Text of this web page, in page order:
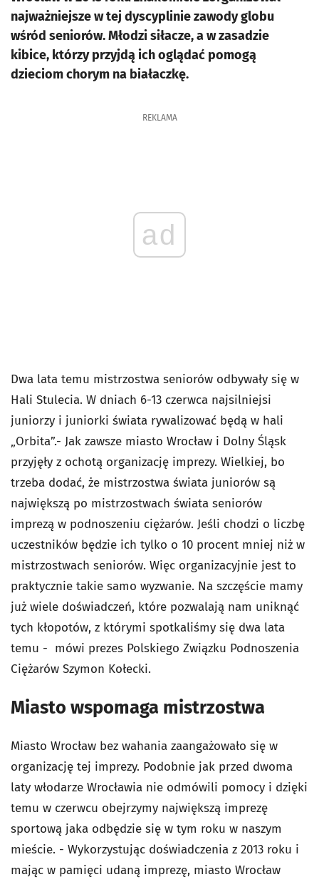
najważniejsze w tej dyscyplinie zawody globu
wśród seniorów. Młodzi siłacze, a w zasadzie
kibice, którzy przyjdą ich oglądać pomogą
dzieciom chorym na białaczkę.
REKLAMA
ad
Dwa lata temu mistrzostwa seniorów odbywały się w
Hali Stulecia. W dniach 6-13 czerwca najsilniejsi
juniorzy i juniorki świata rywalizować będą w hali
„Orbita”.- Jak zawsze miasto Wrocław i Dolny Śląsk
przyjęły z ochotą organizację imprezy. Wielkiej, bo
trzeba dodać, że mistrzostwa świata juniorów są
największą po mistrzostwach świata seniorów
imprezą w podnoszeniu ciężarów. Jeśli chodzi o liczbę
uczestników będzie ich tylko o 10 procent mniej niż w
mistrzostwach seniorów. Więc organizacyjnie jest to
praktycznie takie samo wyzwanie. Na szczęście mamy
już wiele doświadczeń, które pozwalają nam uniknąć
tych kłopotów, z którymi spotkaliśmy się dwa lata
temu - mówi prezes Polskiego Związku Podnoszenia
Ciężarów Szymon Kołecki.
Miasto wspomaga mistrzostwa
Miasto Wrocław bez wahania zaangażowało się w
organizację tej imprezy. Podobnie jak przed dwoma
laty włodarze Wrocławia nie odmówili pomocy i dzięki
temu w czerwcu obejrzymy największą imprezę
sportową jaka odbędzie się w tym roku w naszym
mieście. - Wykorzystując doświadczenia z 2013 roku i
mając w pamięci udaną imprezę, miasto Wrocław